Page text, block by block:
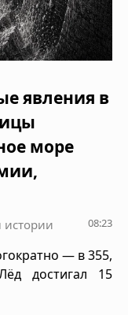
явления в
море
истории 08:23
— в 355,
достигал 15